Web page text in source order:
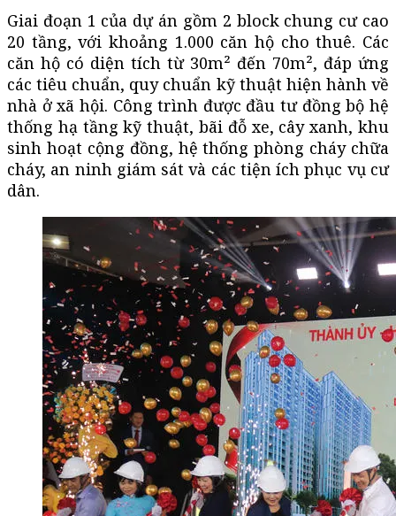
Giai đoạn 1 của dự án gồm 2 block chung cư cao
20 tầng, với khoảng 1.000 căn hộ cho thuê. Các
căn hộ có diện tích từ 30m² đến 70m², đáp ứng
các tiêu chuẩn, quy chuẩn kỹ thuật hiện hành về
nhà ở xã hội. Công trình được đầu tư đồng bộ hệ
thống hạ tầng kỹ thuật, bãi đỗ xe, cây xanh, khu
sinh hoạt cộng đồng, hệ thống phòng cháy chữa
cháy, an ninh giám sát và các tiện ích phục vụ cư
dân.